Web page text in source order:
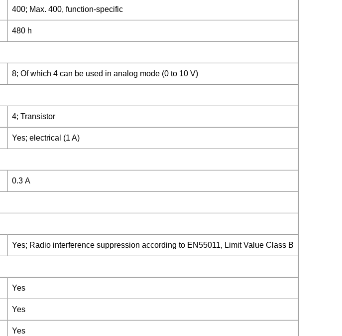
400; Max. 400, function-specific
480 h
8; Of which 4 can be used in analog mode (0 to 10 V)
4; Transistor
Yes; electrical (1 A)
0.3 A
Yes; Radio interference suppression according to EN55011, Limit Value Class B
Yes
Yes
Yes